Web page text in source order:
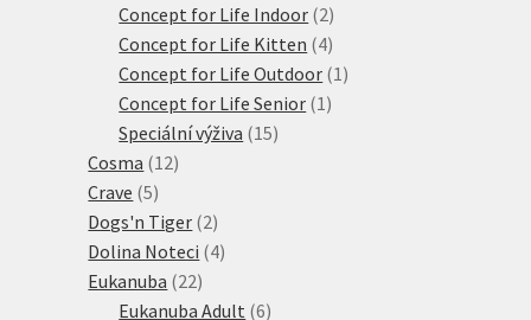
produktů
Concept for Life Indoor 22
produkty
Concept for Life Kitten 44
produkty
Concept for Life Outdoor 11
Concept for Life Senior 11
Speciální výživa 1515
Cosma 1212
Crave 55
produktů
Dogs'n Tiger 22
produkty
Dolina Noteci 44
Eukanuba 2222
produktů
Eukanuba Adult 66